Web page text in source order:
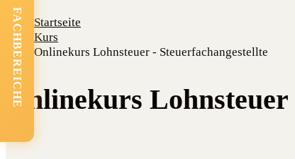
Startseite
Kurs
Onlinekurs Lohnsteuer - Steuerfachangestellte
Onlinekurs
FACHBEREICHE